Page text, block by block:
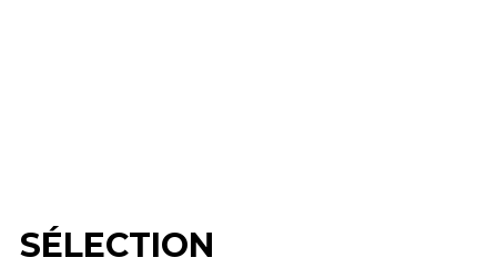
SÉLECTION